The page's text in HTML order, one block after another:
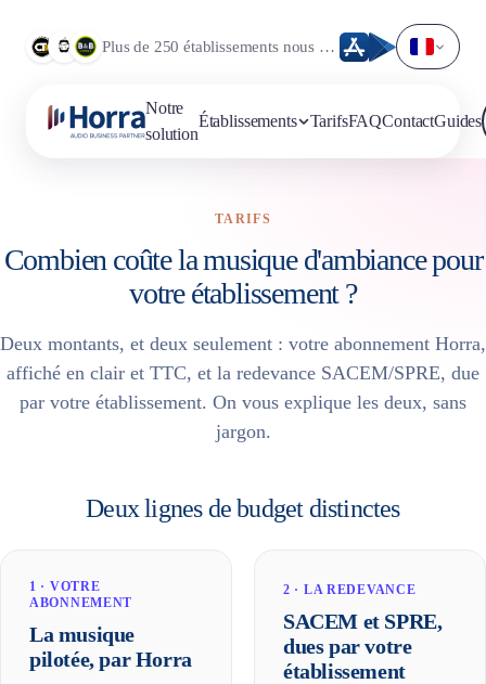
Plus de 250 établissements nous font déjà confiance.
Notre
solution
Établissements TarifsFAQContactGuides
TARIFS
Combien coûte la musique d'ambiance pour
votre établissement ?
Deux montants, et deux seulement : votre abonnement Horra,
affiché en clair et TTC, et la redevance SACEM/SPRE, due
par votre établissement. On vous explique les deux, sans
jargon.
Deux lignes de budget distinctes
1 · VOTRE
ABONNEMENT
La musique
pilotée, par Horra
2 · LA REDEVANCE
SACEM et SPRE,
dues par votre
établissement